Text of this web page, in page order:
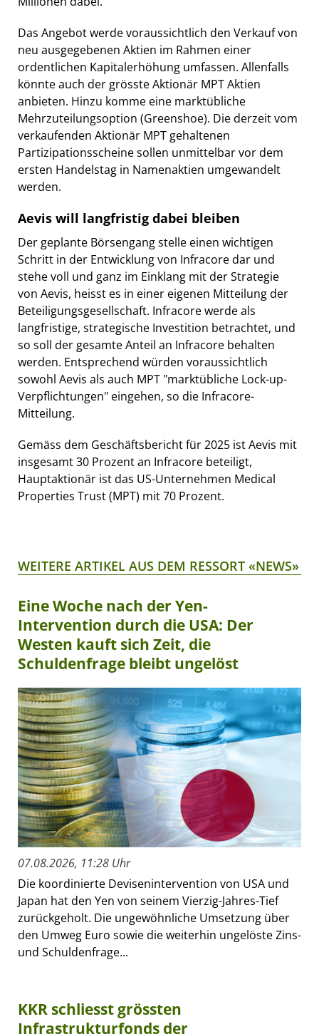
Das Angebot werde voraussichtlich den Verkauf von
neu ausgegebenen Aktien im Rahmen einer
ordentlichen Kapitalerhöhung umfassen. Allenfalls
könnte auch der grösste Aktionär MPT Aktien
anbieten. Hinzu komme eine marktübliche
Mehrzuteilungsoption (Greenshoe). Die derzeit vom
verkaufenden Aktionär MPT gehaltenen
Partizipationsscheine sollen unmittelbar vor dem
ersten Handelstag in Namenaktien umgewandelt
werden.
Aevis will langfristig dabei bleiben
Der geplante Börsengang stelle einen wichtigen
Schritt in der Entwicklung von Infracore dar und
stehe voll und ganz im Einklang mit der Strategie
von Aevis, heisst es in einer eigenen Mitteilung der
Beteiligungsgesellschaft. Infracore werde als
langfristige, strategische Investition betrachtet, und
so soll der gesamte Anteil an Infracore behalten
werden. Entsprechend würden voraussichtlich
sowohl Aevis als auch MPT "marktübliche Lock-up-
Verpflichtungen" eingehen, so die Infracore-
Mitteilung.
Gemäss dem Geschäftsbericht für 2025 ist Aevis mit
insgesamt 30 Prozent an Infracore beteiligt,
Hauptaktionär ist das US-Unternehmen Medical
Properties Trust (MPT) mit 70 Prozent.
WEITERE ARTIKEL AUS DEM RESSORT «NEWS»
Eine Woche nach der Yen-
Intervention durch die USA: Der
Westen kauft sich Zeit, die
Schuldenfrage bleibt ungelöst
07.08.2026, 11:28 Uhr
Die koordinierte Devisenintervention von USA und
Japan hat den Yen von seinem Vierzig-Jahres-Tief
zurückgeholt. Die ungewöhnliche Umsetzung über
den Umweg Euro sowie die weiterhin ungelöste Zins-
und Schuldenfrage...
KKR schliesst grössten
Infrastrukturfonds der